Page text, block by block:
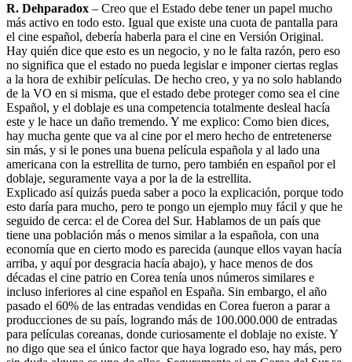
R. Dehparadox – Creo que el Estado debe tener un papel mucho
más activo en todo esto. Igual que existe una cuota de pantalla para
el cine español, debería haberla para el cine en Versión Original.
Hay quién dice que esto es un negocio, y no le falta razón, pero eso
no significa que el estado no pueda legislar e imponer ciertas reglas
a la hora de exhibir películas. De hecho creo, y ya no solo hablando
de la VO en si misma, que el estado debe proteger como sea el cine
Español, y el doblaje es una competencia totalmente desleal hacía
este y le hace un daño tremendo. Y me explico: Como bien dices,
hay mucha gente que va al cine por el mero hecho de entretenerse
sin más, y si le pones una buena película española y al lado una
americana con la estrellita de turno, pero también en español por el
doblaje, seguramente vaya a por la de la estrellita.
Explicado así quizás pueda saber a poco la explicación, porque todo
esto daría para mucho, pero te pongo un ejemplo muy fácil y que he
seguido de cerca: el de Corea del Sur. Hablamos de un país que
tiene una población más o menos similar a la española, con una
economía que en cierto modo es parecida (aunque ellos vayan hacía
arriba, y aquí por desgracia hacía abajo), y hace menos de dos
décadas el cine patrio en Corea tenía unos números similares e
incluso inferiores al cine español en España. Sin embargo, el año
pasado el 60% de las entradas vendidas en Corea fueron a parar a
producciones de su país, logrando más de 100.000.000 de entradas
para películas coreanas, donde curiosamente el doblaje no existe. Y
no digo que sea el único factor que haya logrado eso, hay más, pero